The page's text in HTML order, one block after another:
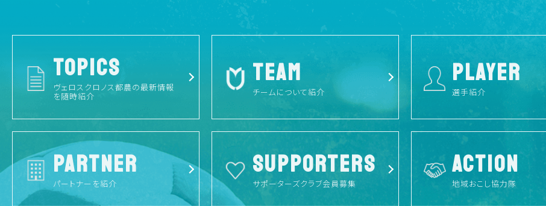
TOPICS
ヴェロスクロノス都農の最新情報
を随時紹介
TEAM
チームについて紹介
PLAYER
選手紹介
PARTNER
パートナーを紹介
SUPPORTERS
サポーターズクラブ会員募集
ACTION
地域おこし協力隊